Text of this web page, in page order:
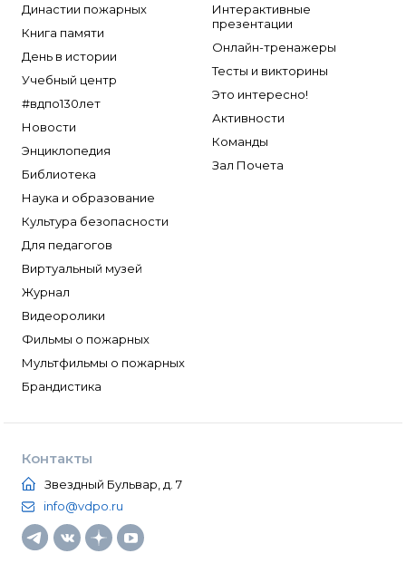
Династии пожарных
Книга памяти
День в истории
Учебный центр
#вдпо130лет
Новости
Энциклопедия
Библиотека
Наука и образование
Культура безопасности
Для педагогов
Виртуальный музей
Журнал
Видеоролики
Фильмы о пожарных
Мультфильмы о пожарных
Брандистика
Интерактивные
презентации
Онлайн-тренажеры
Тесты и викторины
Это интересно!
Активности
Команды
Зал Почета
Контакты
Звездный Бульвар, д. 7
info@vdpo.ru